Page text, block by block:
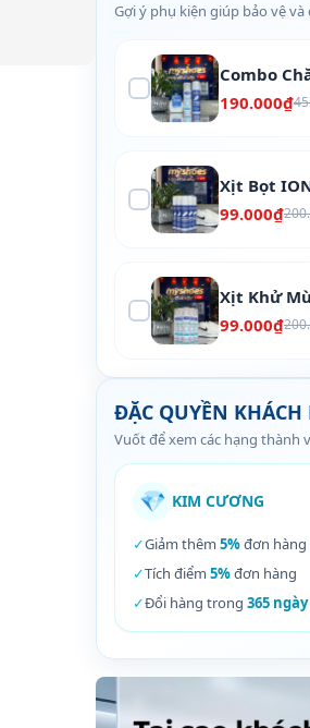
Gợi ý phụ kiện giúp bảo vệ
Combo
190.000₫
Xịt Bọt
99.000₫
Xịt Khử
99.000₫
ĐẶC QUYỀN KHÁCH
Vuốt để xem các hạng thành
💎 KIM CƯƠNG
✓Giảm thêm 5%đơn hàng
✓Tích điểm 5%đơn hàng
✓Đổi hàng trong 365 ngày